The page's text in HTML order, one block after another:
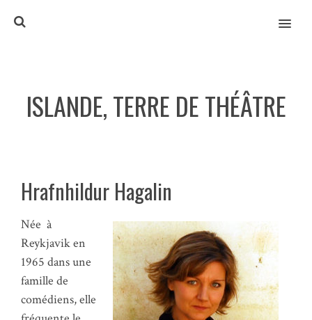
MENU
ISLANDE, TERRE DE THÉÂTRE
Hrafnhildur Hagalin
Née à
Reykjavik en
1965 dans une
famille de
comédiens, elle